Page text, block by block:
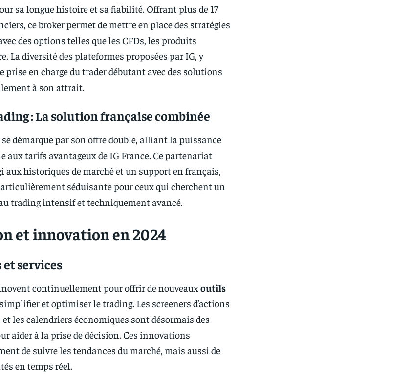
sa longue histoire et sa fiabilité. Offrant plus de 17
ce broker permet de mettre en place des stratégies
des options telles que les CFDs, les produits
La diversité des plateformes proposées par IG, y
prise en charge du trader débutant avec des solutions
à son attrait.
: La solution française combinée
se démarque par son offre double, alliant la puissance
aux tarifs avantageux de IG France. Ce partenariat
aux historiques de marché et un support en français,
séduisante pour ceux qui cherchent un
trading intensif et techniquement avancé.
et innovation en 2024
services
continuellement pour offrir de nouveauxoutils
et optimiser le trading. Les screeners d’actions
et les calendriers économiques sont désormais des
aider à la prise de décision. Ces innovations
de suivre les tendances du marché, mais aussi de
en temps réel.